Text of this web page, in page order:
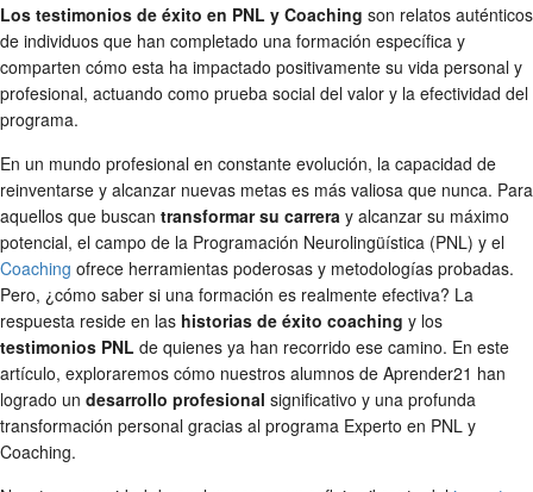
Los testimonios de éxito en PNL y Coaching son relatos auténticos
de individuos que han completado una formación específica y
comparten cómo esta ha impactado positivamente su vida personal y
profesional, actuando como prueba social del valor y la efectividad del
programa.
En un mundo profesional en constante evolución, la capacidad de
reinventarse y alcanzar nuevas metas es más valiosa que nunca. Para
aquellos que buscan transformar su carrera y alcanzar su máximo
potencial, el campo de la Programación Neurolingüística (PNL) y el
Coaching ofrece herramientas poderosas y metodologías probadas.
Pero, ¿cómo saber si una formación es realmente efectiva? La
respuesta reside en las historias de éxito coaching y los
testimonios PNL de quienes ya han recorrido ese camino. En este
artículo, exploraremos cómo nuestros alumnos de Aprender21 han
logrado un desarrollo profesional significativo y una profunda
transformación personal gracias al programa Experto en PNL y
Coaching.